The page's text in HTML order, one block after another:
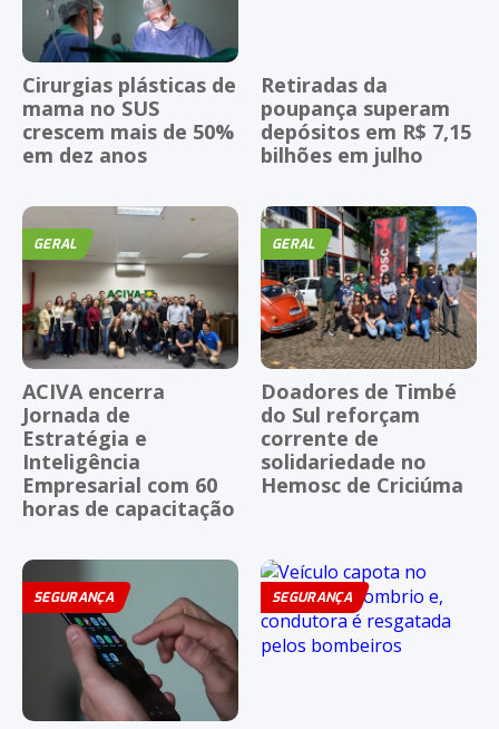
Cirurgias plásticas de
mama no SUS
crescem mais de 50%
em dez anos
Retiradas da
poupança superam
depósitos em R$ 7,15
bilhões em julho
GERAL
ACIVA encerra
Jornada de
Estratégia e
Inteligência
Empresarial com 60
horas de capacitação
GERAL
Doadores de Timbé
do Sul reforçam
corrente de
solidariedade no
Hemosc de Criciúma
SEGURANÇA SEGURANÇA